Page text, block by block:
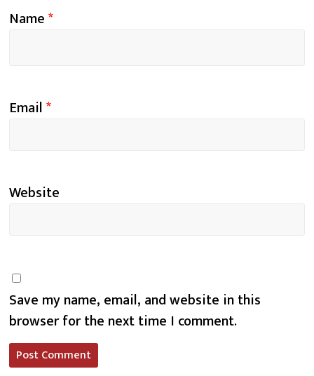
Name*
Email*
Website
Save my name, email, and website in this
browser for the next time I comment.